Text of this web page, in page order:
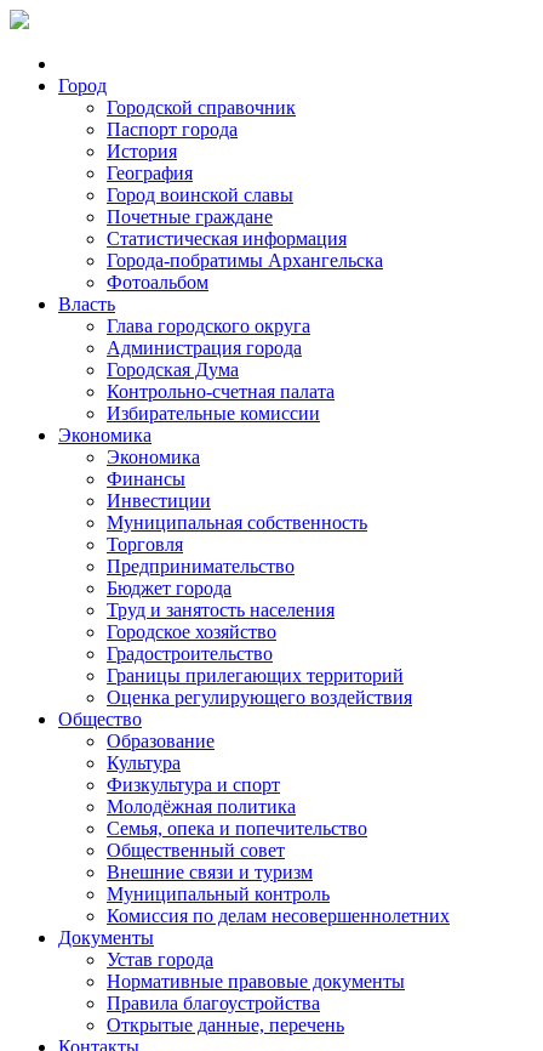
Город
Городской справочник
Паспорт города
История
География
Город воинской славы
Почетные граждане
Статистическая информация
Города-побратимы Архангельска
Фотоальбом
Власть
Глава городского округа
Администрация города
Городская Дума
Контрольно-счетная палата
Избирательные комиссии
Экономика
Экономика
Финансы
Инвестиции
Муниципальная собственность
Торговля
Предпринимательство
Бюджет города
Труд и занятость населения
Городское хозяйство
Градостроительство
Границы прилегающих территорий
Оценка регулирующего воздействия
Общество
Образование
Культура
Физкультура и спорт
Молодёжная политика
Семья, опека и попечительство
Общественный совет
Внешние связи и туризм
Муниципальный контроль
Комиссия по делам несовершеннолетних
Документы
Устав города
Нормативные правовые документы
Правила благоустройства
Открытые данные, перечень
Контакты